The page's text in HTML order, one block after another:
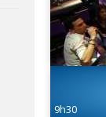
9h30